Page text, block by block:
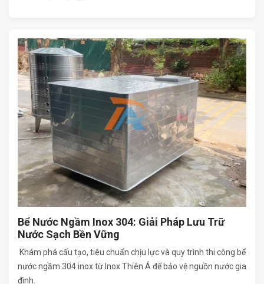
Bể Nước Ngầm Inox 304: Giải Pháp Lưu Trữ
Nước Sạch Bền Vững
Khám phá cấu tạo, tiêu chuẩn chịu lực và quy trình thi công bể
nước ngầm 304 inox từ Inox Thiên Á để bảo vệ nguồn nước gia
đình.